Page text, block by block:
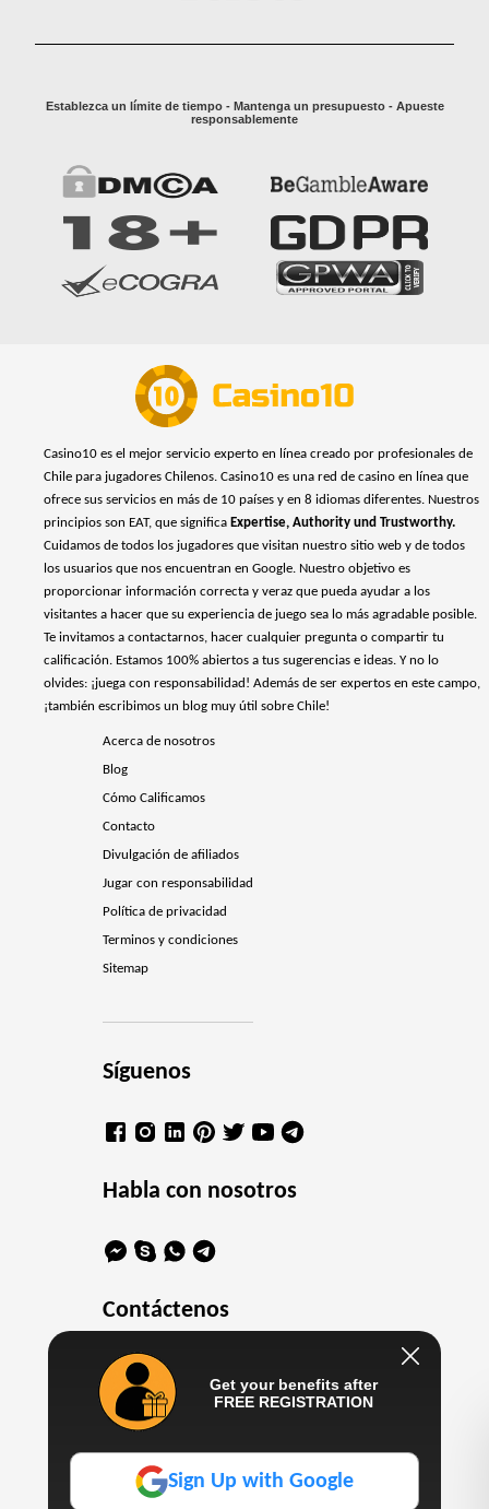
Get your benefits after
FREE REGISTRATION
Sign Up with Google
Establezca un límite de tiempo - Mantenga un presupuesto - Apueste
responsablemente
Casino10 es el mejor servicio experto en línea creado por profesionales de
Chile para jugadores Chilenos. Casino10 es una red de casino en línea que
ofrece sus servicios en más de 10 países y en 8 idiomas diferentes. Nuestros
principios son EAT, que significa Expertise, Authority und Trustworthy.
Cuidamos de todos los jugadores que visitan nuestro sitio web y de todos
los usuarios que nos encuentran en Google. Nuestro objetivo es
proporcionar información correcta y veraz que pueda ayudar a los
visitantes a hacer que su experiencia de juego sea lo más agradable posible.
Te invitamos a contactarnos, hacer cualquier pregunta o compartir tu
calificación. Estamos 100% abiertos a tus sugerencias e ideas. Y no lo
olvides: ¡juega con responsabilidad! Además de ser expertos en este campo,
¡también escribimos un blog muy útil sobre Chile!
Acerca de nosotros
Blog
Cómo Calificamos
Contacto
Divulgación de afiliados
Jugar con responsabilidad
Política de privacidad
Terminos y condiciones
Sitemap
Síguenos
Habla con nosotros
Contáctenos
chile@casino10.network
+16469802413
info@casino10.network